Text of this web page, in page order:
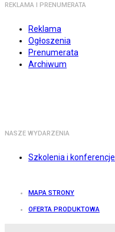
REKLAMA I PRENUMERATA
Reklama
Ogłoszenia
Prenumerata
Archiwum
NASZE WYDARZENIA
Szkolenia i konferencje
MAPA STRONY
OFERTA PRODUKTOWA